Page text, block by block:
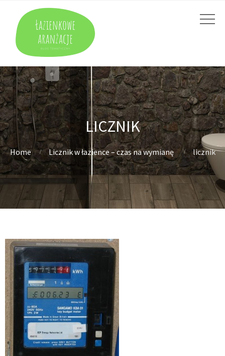
LICZNIK
Home Licznik w łazience – czas na wymianę licznik